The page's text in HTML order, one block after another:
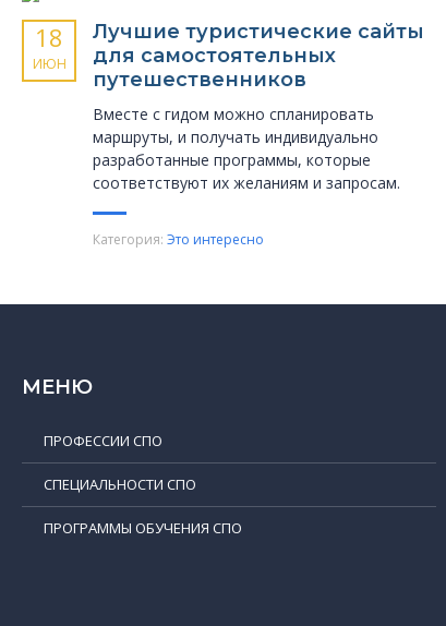
18
ИЮН
Лучшие туристические сайты
для самостоятельных
путешественников
Вместе с гидом можно спланировать
маршруты, и получать индивидуально
разработанные программы, которые
соответствуют их желаниям и запросам.
Категория: Это интересно
МЕНЮ
ПРОФЕССИИ СПО
СПЕЦИАЛЬНОСТИ СПО
ПРОГРАММЫ ОБУЧЕНИЯ СПО